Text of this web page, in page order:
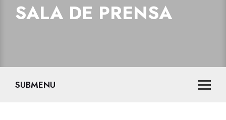
SALA DE PRENSA
SUBMENU